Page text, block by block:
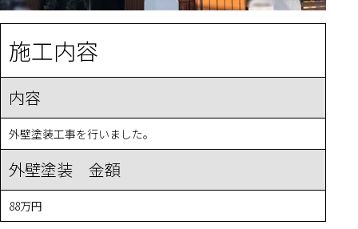
施工内容
内容
外壁塗装工事を行いました。
外壁塗装 金額
88万円